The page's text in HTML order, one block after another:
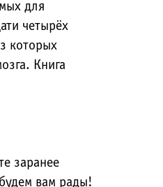
для
четырёх
которых
Книга
заранее
вам рады!